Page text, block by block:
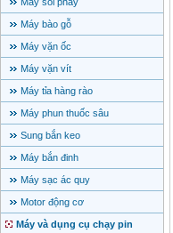
Máy bào gỗ
Máy vặn ốc
Máy vặn vít
Máy tỉa hàng rào
Máy phun thuốc sâu
Sung bắn keo
Máy bắn đinh
Máy sạc ác quy
Motor động cơ
Máy và dụng cụ chạy pin